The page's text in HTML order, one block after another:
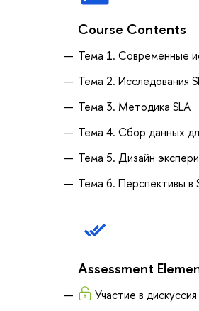
Course Contents
Тема 1. Современные
Тема 2. Исследования
Тема 3. Методика SLA
Тема 4. Сбор данных
Тема 5. Дизайн
Тема 6. Перспективы в
Assessment
Участие в